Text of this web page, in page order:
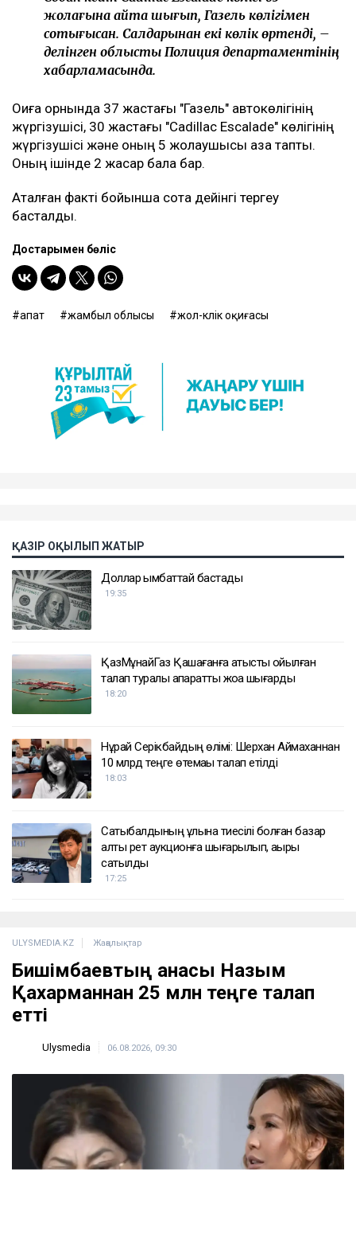
жолағына қайта шығып, Газель көлігімен
соқтығысқан. Салдарынан екі көлік өртенді, –
делінген облыстық Полиция департаментінің
хабарламасында.
Оқиға орнында 37 жастағы "Газель" автокөлігінің
жүргізушісі, 30 жастағы "Cadillac Escalade" көлігінің
жүргізушісі және оның 5 жолаушысы қаза тапты.
Оның ішінде 2 жасар бала бар.
Аталған факті бойынша сотқа дейінгі тергеу
басталды.
Достарыңмен бөліс
апат жамбыл облысы жол-көлік оқиғасы
ҚАЗІР ОҚЫЛЫП ЖАТЫР
Доллар қымбаттай бастады
19:35
ҚазМұнайГаз Қашағанға қатысты қойылған
талап туралы ақпаратты жоққа шығарды
18:20
Нұрай Серікбайдың өлімі: Шерхан Аймаханнан
10 млрд теңге өтемақы талап етілді
18:03
Сатыбалдының ұлына тиесілі болған базар
алты рет аукционға шығарылып, ақыры
сатылды
17:25
ULYSMEDIA.KZ Жаңалықтар
Бишімбаевтың анасы Назым
Қахарманнан 25 млн теңге талап
етті
Ulysmedia 06.08.2026, 09:30